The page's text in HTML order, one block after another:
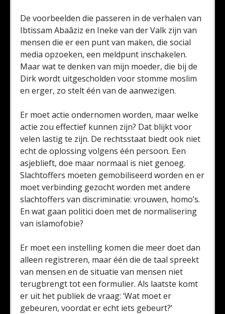
De voorbeelden die passeren in de verhalen van
Ibtissam Abaâziz en Ineke van der Valk zijn van
mensen die er een punt van maken, die social
media opzoeken, een meldpunt inschakelen.
Maar wat te denken van mijn moeder, die bij de
Dirk wordt uitgescholden voor stomme moslim
en erger, zo stelt één van de aanwezigen.
Er moet actie ondernomen worden, maar welke
actie zou effectief kunnen zijn? Dat blijkt voor
velen lastig te zijn. De rechtsstaat biedt ook niet
echt de oplossing volgens één persoon. Een
asjeblieft, doe maar normaal is niet genoeg.
Slachtoffers moeten gemobiliseerd worden en er
moet verbinding gezocht worden met andere
slachtoffers van discriminatie: vrouwen, homo’s.
En wat gaan politici doen met de normalisering
van islamofobie?
Er moet een instelling komen die meer doet dan
alleen registreren, maar één die de taal spreekt
van mensen en de situatie van mensen niet
terugbrengt tot een formulier. Als laatste komt
er uit het publiek de vraag: ‘Wat moet er
gebeuren, voordat er echt iets gebeurt?’